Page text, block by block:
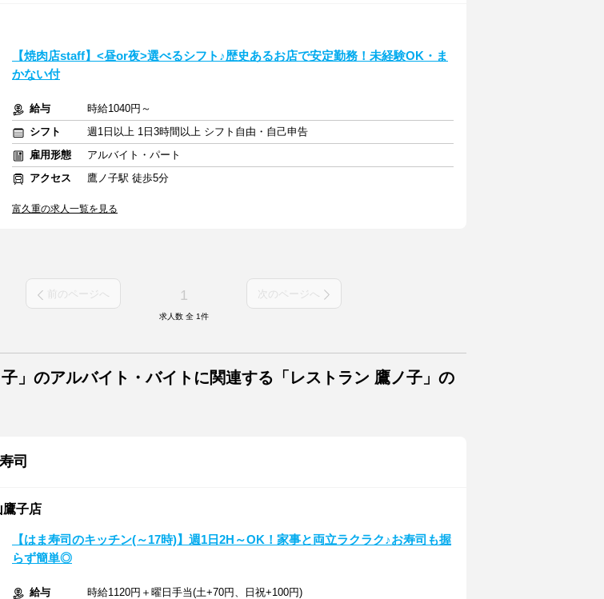
【焼肉店staff】<昼or夜>選べるシフト♪歴史あるお店で安定勤務！未経験OK・ま
かない付
給与
時給1040円～
シフト
週1日以上 1日3時間以上 シフト自由・自己申告
雇用形態
アルバイト・パート
アクセス
鷹ノ子駅 徒歩5分
富久重の求人一覧を見る
前のページへ 1 次のページへ
求人数 全 1件
子」のアルバイト・バイトに関連する「レストラン 鷹ノ子」の
司
子店
【はま寿司のキッチン(～17時)】週1日2H～OK！家事と両立ラクラク♪お寿司も握
らず簡単◎
給与
時給1120円＋曜日手当(土+70円、日祝+100円)